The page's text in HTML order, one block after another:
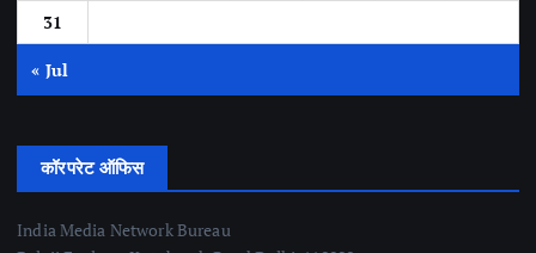
31
« Jul
कॉरपरेट ऑफिस
India Media Network Bureau